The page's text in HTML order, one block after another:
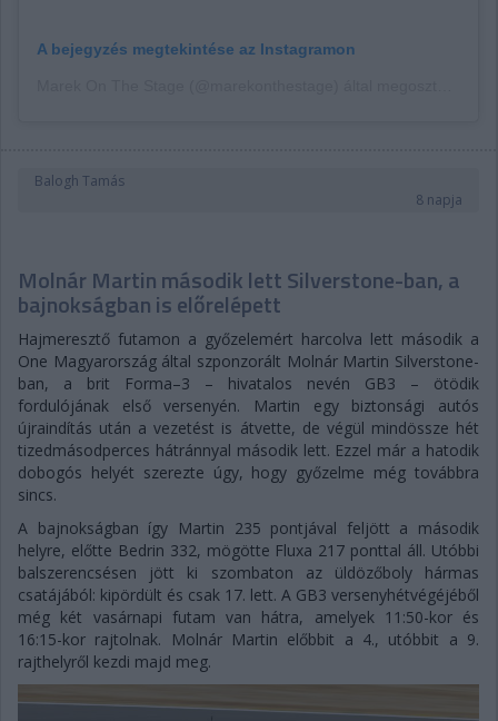
A bejegyzés megtekintése az Instagramon
Balogh Tamás
8 napja
Molnár Martin második lett Silverstone-ban, a
bajnokságban is előrelépett
Hajmeresztő futamon a győzelemért harcolva lett második a
One Magyarország által szponzorált Molnár Martin Silverstone-
ban, a brit Forma–3 – hivatalos nevén GB3 – ötödik
fordulójának első versenyén. Martin egy biztonsági autós
újraindítás után a vezetést is átvette, de végül mindössze hét
tizedmásodperces hátránnyal második lett. Ezzel már a hatodik
dobogós helyét szerezte úgy, hogy győzelme még továbbra
sincs.
A bajnokságban így Martin 235 pontjával feljött a második
helyre, előtte Bedrin 332, mögötte Fluxa 217 ponttal áll. Utóbbi
balszerencsésen jött ki szombaton az üldözőboly hármas
csatájából: kipördült és csak 17. lett. A GB3 versenyhétvégéjéből
még két vasárnapi futam van hátra, amelyek 11:50-kor és
16:15-kor rajtolnak. Molnár Martin előbbit a 4., utóbbit a 9.
rajthelyről kezdi majd meg.